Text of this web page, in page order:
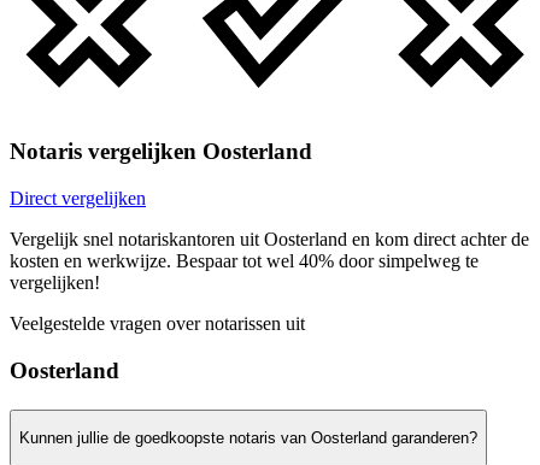
Notaris vergelijken Oosterland
Direct vergelijken
Vergelijk snel notariskantoren uit Oosterland en kom direct achter de
kosten en werkwijze. Bespaar tot wel 40% door simpelweg te
vergelijken!
Veelgestelde vragen over notarissen uit
Oosterland
Kunnen jullie de goedkoopste notaris van Oosterland garanderen?